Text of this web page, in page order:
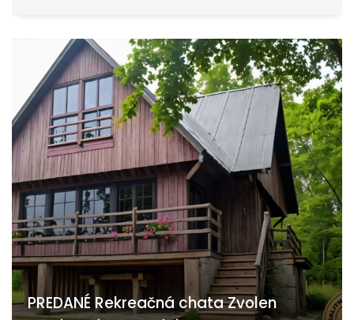
PREDANÉ Rekreačná chata Zvolen